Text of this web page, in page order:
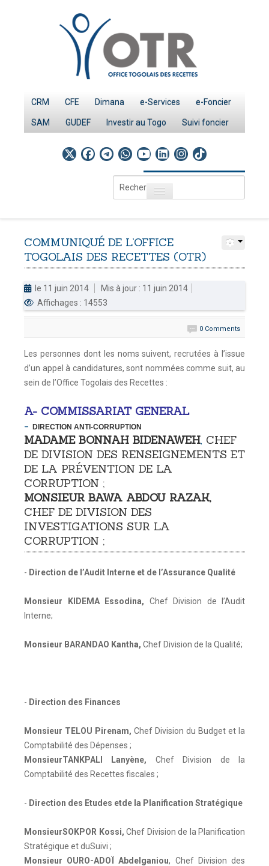
CRM CFE Dimana e-Services e-Foncier
SAM GUDEF Investir au Togo Suivi foncier
Rechercher
Toggle navigation
IMPÔTS
Le système fiscal
DOUANES
Douane Togolaise
CADASTRE &
Conserv. Foncière
ACTUALITES
CONTACT
Contactez OTR
COMMUNIQUÉ DE L’OFFICE
TOGOLAIS DES RECETTES (OTR)
le 11 juin 2014
Mis à jour : 11 juin 2014
Affichages : 14553
0 Comments
Les personnes dont les noms suivent, recrutées à l’issue
d’un appel à candidatures, sont nommées comme suit, au
sein de l’Office Togolais des Recettes :
A- COMMISSARIAT GENERAL
-
DIRECTION ANTI-CORRUPTION
MADAME BONNAH BIDENAWEH, CHEF
DE DIVISION DES RENSEIGNEMENTS ET
DE LA PRÉVENTION DE LA
CORRUPTION ;
MONSIEUR BAWA ABDOU RAZAK,
CHEF DE DIVISION DES
INVESTIGATIONS SUR LA
CORRUPTION ;
- Direction de l’Audit Interne et de l’Assurance Qualité
Monsieur KIDEMA Essodina, Chef Division de l’Audit
Interne;
Monsieur BARANDAO Kantha, Chef Division de la Qualité;
- Direction des Finances
Monsieur TELOU Pirenam, Chef Division du Budget et la
Comptabilité des Dépenses ;
MonsieurTANKPALI Lanyène, Chef Division de la
Comptabilité des Recettes fiscales ;
- Direction des Etudes etde la Planification Stratégique
MonsieurSOKPOR Kossi, Chef Division de la Planification
Stratégique et duSuivi ;
Monsieur OURO-ADOÏ Abdelganiou, Chef Division des